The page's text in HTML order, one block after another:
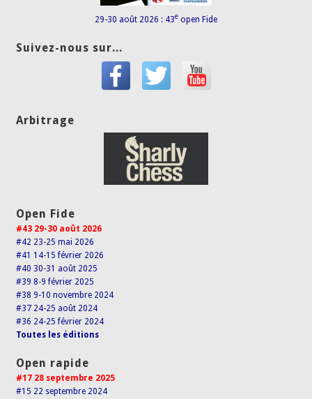
29-30 août 2026 : 43e open Fide
Suivez-nous sur...
Arbitrage
Open Fide
#43 29-30 août 2026
#42 23-25 mai 2026
#41 14-15 février 2026
#40 30-31 août 2025
#39 8-9 février 2025
#38 9-10 novembre 2024
#37 24-25 août 2024
#36 24-25 février 2024
Toutes les éditions
Open rapide
#17 28 septembre 2025
#15 22 septembre 2024